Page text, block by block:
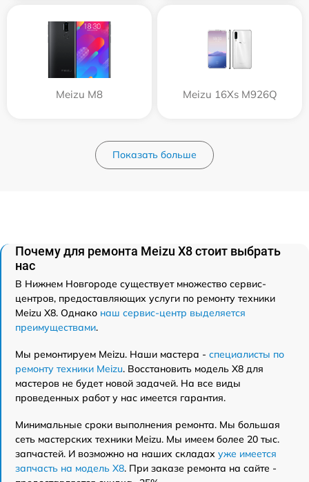
Meizu M8 Meizu 16Xs M926Q
Показать больше
Почему для ремонта Meizu X8 стоит выбрать
нас
В Нижнем Новгороде существует множество сервис-
центров, предоставляющих услуги по ремонту техники
Meizu X8. Однако наш сервис-центр выделяется
преимуществами.
Мы ремонтируем Meizu. Наши мастера - специалисты по
ремонту техники Meizu. Восстановить модель X8 для
мастеров не будет новой задачей. На все виды
проведенных работ у нас имеется гарантия.
Минимальные сроки выполнения ремонта. Мы большая
сеть мастерских техники Meizu. Мы имеем более 20 тыс.
запчастей. И возможно на наших складах уже имеется
запчасть на модель X8. При заказе ремонта на сайте -